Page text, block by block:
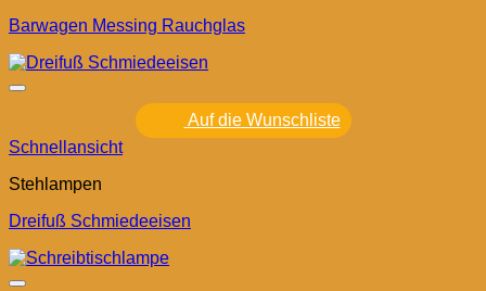
Barwagen Messing Rauchglas
Auf die Wunschliste
Schnellansicht
Stehlampen
Dreifuß Schmiedeeisen